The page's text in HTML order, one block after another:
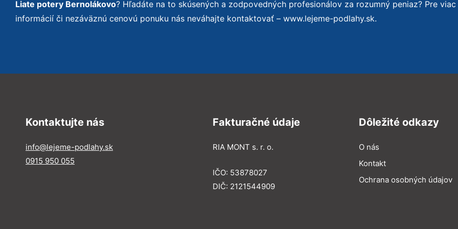
Liate potery Bernolákovo? Hľadáte na to skúsených a zodpovedných profesionálov za rozumný peniaz? Pre viac
informácií či nezáväznú cenovú ponuku nás neváhajte kontaktovať – www.lejeme-podlahy.sk.
Kontaktujte nás
info@lejeme-podlahy.sk
0915 950 055
Fakturačné údaje
RIA MONT s. r. o.
IČO: 53878027
DIČ: 2121544909
Dôležité odkazy
O nás
Kontakt
Ochrana osobných údajov